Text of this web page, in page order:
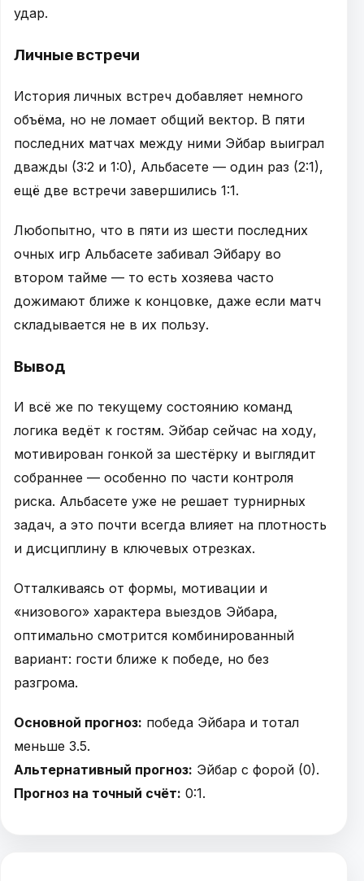
удар.
Личные встречи
История личных встреч добавляет немного
объёма, но не ломает общий вектор. В пяти
последних матчах между ними Эйбар выиграл
дважды (3:2 и 1:0), Альбасете — один раз (2:1),
ещё две встречи завершились 1:1.
Любопытно, что в пяти из шести последних
очных игр Альбасете забивал Эйбару во
втором тайме — то есть хозяева часто
дожимают ближе к концовке, даже если матч
складывается не в их пользу.
Вывод
И всё же по текущему состоянию команд
логика ведёт к гостям. Эйбар сейчас на ходу,
мотивирован гонкой за шестёрку и выглядит
собраннее — особенно по части контроля
риска. Альбасете уже не решает турнирных
задач, а это почти всегда влияет на плотность
и дисциплину в ключевых отрезках.
Отталкиваясь от формы, мотивации и
«низового» характера выездов Эйбара,
оптимально смотрится комбинированный
вариант: гости ближе к победе, но без
разгрома.
Основной прогноз: победа Эйбара и тотал
меньше 3.5.
Альтернативный прогноз: Эйбар с форой (0).
Прогноз на точный счёт: 0:1.